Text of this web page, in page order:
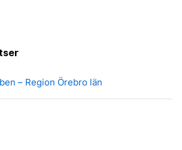
– Region Örebro län